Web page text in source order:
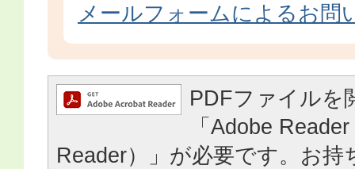
メールフォームによるお問
PDFファイルを
「Adobe
Reader）」が必要です。お持